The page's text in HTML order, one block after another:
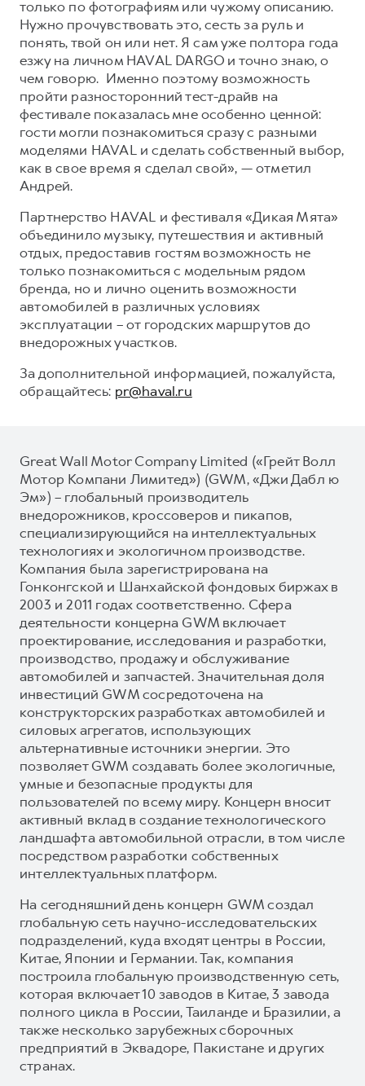
только по фотографиям или чужому описанию.
Нужно прочувствовать это, сесть за руль и
понять, твой он или нет. Я сам уже полтора года
езжу на личном HAVAL DARGO и точно знаю, о
чем говорю. Именно поэтому возможность
пройти разносторонний тест-драйв на
фестивале показалась мне особенно ценной:
гости могли познакомиться сразу с разными
моделями HAVAL и сделать собственный выбор,
как в свое время я сделал свой», — отметил
Андрей.
Партнерство HAVAL и фестиваля «Дикая Мята»
объединило музыку, путешествия и активный
отдых, предоставив гостям возможность не
только познакомиться с модельным рядом
бренда, но и лично оценить возможности
автомобилей в различных условиях
эксплуатации – от городских маршрутов до
внедорожных участков.
За дополнительной информацией, пожалуйста,
обращайтесь: pr@haval.ru
Great Wall Motor Company Limited («Грейт Волл
Мотор Компани Лимитед») (GWM, «Джи Дабл ю
Эм») – глобальный производитель
внедорожников, кроссоверов и пикапов,
специализирующийся на интеллектуальных
технологиях и экологичном производстве.
Компания была зарегистрирована на
Гонконгской и Шанхайской фондовых биржах в
2003 и 2011 годах соответственно. Сфера
деятельности концерна GWM включает
проектирование, исследования и разработки,
производство, продажу и обслуживание
автомобилей и запчастей. Значительная доля
инвестиций GWM сосредоточена на
конструкторских разработках автомобилей и
силовых агрегатов, использующих
альтернативные источники энергии. Это
позволяет GWM создавать более экологичные,
умные и безопасные продукты для
пользователей по всему миру. Концерн вносит
активный вклад в создание технологического
ландшафта автомобильной отрасли, в том числе
посредством разработки собственных
интеллектуальных платформ.
На сегодняшний день концерн GWM создал
глобальную сеть научно-исследовательских
подразделений, куда входят центры в России,
Китае, Японии и Германии. Так, компания
построила глобальную производственную сеть,
которая включает 10 заводов в Китае, 3 завода
полного цикла в России, Таиланде и Бразилии, а
также несколько зарубежных сборочных
предприятий в Эквадоре, Пакистане и других
странах.